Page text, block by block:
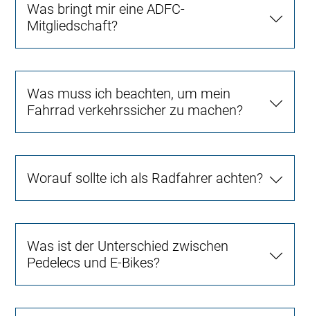
Was bringt mir eine ADFC-
Mitgliedschaft?
Was muss ich beachten, um mein
Fahrrad verkehrssicher zu machen?
Worauf sollte ich als Radfahrer achten?
Was ist der Unterschied zwischen
Pedelecs und E-Bikes?